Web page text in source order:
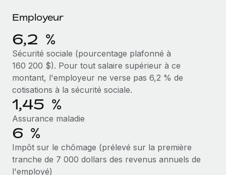
Recevez des conseils d’experts sur les RH à
Contrôles d’antécédents
Simplifiez vos processus de présélection des
candidats
Remote Watchtower
Gardez un temps d’avance sur les risques en
Gestion des appareils
Achetez et suivez vos équipements informatiques
dans le monde entier
Conseil en intégrations et automatisations assistées par
ÉTUDES DE CAS
Centre de ressources
Obtenir de l’aide
Voir toutes les ressources
BLOG
Paie multipays
Gestion des freelances
Taxes
Employeur
6,2 %
Sécurité sociale (pourcentage plafonné à
160 200 $). Pour tout salaire supérieur à ce
montant, l'employeur ne verse pas 6,2 % de
cotisations à la sécurité sociale.
1,45 %
Assurance maladie
6 %
Impôt sur le chômage (prélevé sur la première
tranche de 7 000 dollars des revenus annuels de
l'employé)